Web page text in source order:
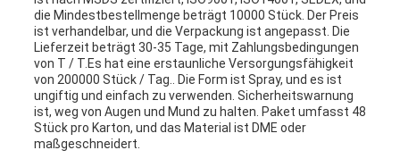
die Mindestbestellmenge beträgt 10000 Stück. Der Preis
ist verhandelbar, und die Verpackung ist angepasst. Die
Lieferzeit beträgt 30-35 Tage, mit Zahlungsbedingungen
von T / T.Es hat eine erstaunliche Versorgungsfähigkeit
von 200000 Stück / Tag.. Die Form ist Spray, und es ist
ungiftig und einfach zu verwenden. Sicherheitswarnung
ist, weg von Augen und Mund zu halten. Paket umfasst 48
Stück pro Karton, und das Material ist DME oder
maßgeschneidert.